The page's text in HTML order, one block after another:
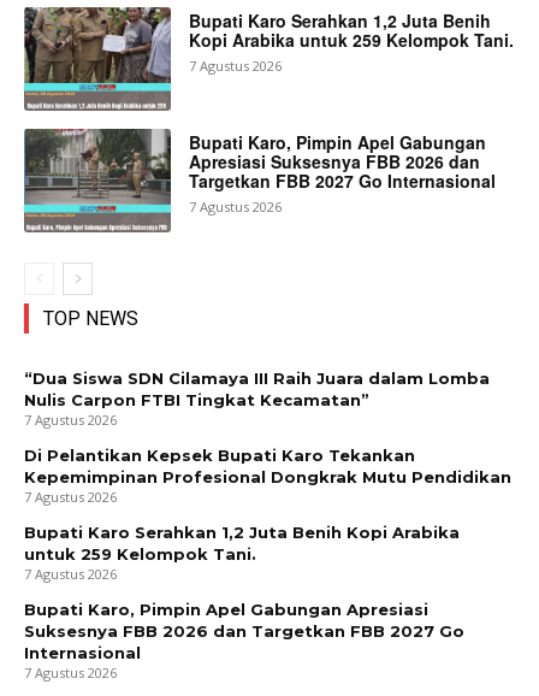
Bupati Karo Serahkan 1,2 Juta Benih
Kopi Arabika untuk 259 Kelompok Tani.
7 Agustus 2026
Bupati Karo, Pimpin Apel Gabungan
Apresiasi Suksesnya FBB 2026 dan
Targetkan FBB 2027 Go Internasional
7 Agustus 2026
TOP NEWS
“Dua Siswa SDN Cilamaya III Raih Juara dalam Lomba
Nulis Carpon FTBI Tingkat Kecamatan”
7 Agustus 2026
Di Pelantikan Kepsek Bupati Karo Tekankan
Kepemimpinan Profesional Dongkrak Mutu Pendidikan
7 Agustus 2026
Bupati Karo Serahkan 1,2 Juta Benih Kopi Arabika
untuk 259 Kelompok Tani.
7 Agustus 2026
Bupati Karo, Pimpin Apel Gabungan Apresiasi
Suksesnya FBB 2026 dan Targetkan FBB 2027 Go
Internasional
7 Agustus 2026